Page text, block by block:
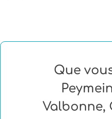
Que
Valbonne,